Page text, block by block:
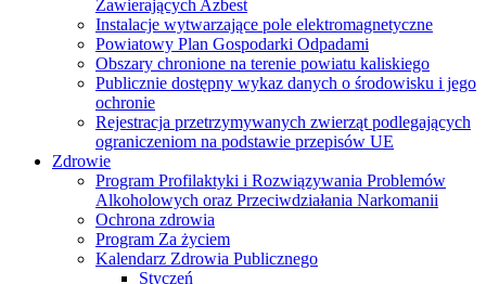
Zawierających Azbest
Instalacje wytwarzające pole elektromagnetyczne
Powiatowy Plan Gospodarki Odpadami
Obszary chronione na terenie powiatu kaliskiego
Publicznie dostępny wykaz danych o środowisku i jego
ochronie
Rejestracja przetrzymywanych zwierząt podlegających
ograniczeniom na podstawie przepisów UE
Zdrowie
Program Profilaktyki i Rozwiązywania Problemów
Alkoholowych oraz Przeciwdziałania Narkomanii
Ochrona zdrowia
Program Za życiem
Kalendarz Zdrowia Publicznego
Styczeń